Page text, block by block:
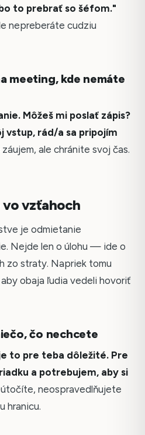
to prebrať so šéfom."
nepreberáte cudziu
meeting, kde nemáte
Môžeš mi poslať zápis?
vstup, rád/a sa pripojím
ale chránite svoj čas.
vzťahoch
je odmietanie
Nejde len o úlohu — ide o
zo straty. Napriek tomu
obaja ľudia vedeli hovoriť
čo nechcete
to pre teba dôležité. Pre
a potrebujem, aby si
neospravedlňujete
hranicu.